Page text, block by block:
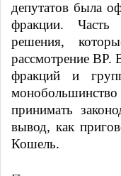
депутатов была
фракции.
решения,
рассмотрение ВР.
фракций и
принимать
вывод, как
Кошель.